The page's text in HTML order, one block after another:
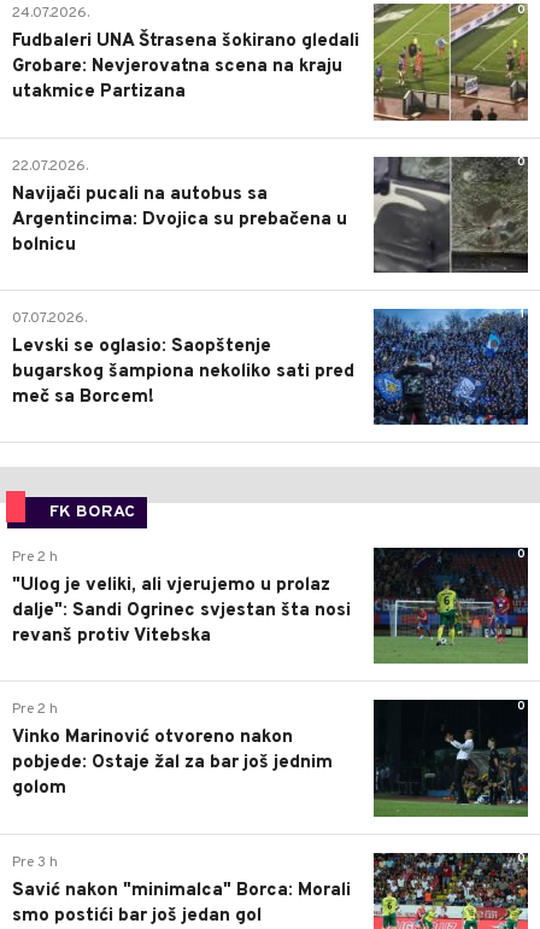
0
24.07.2026.
Fudbaleri UNA Štrasena šokirano gledali
Grobare: Nevjerovatna scena na kraju
utakmice Partizana
0
22.07.2026.
Navijači pucali na autobus sa
Argentincima: Dvojica su prebačena u
bolnicu
1
07.07.2026.
Levski se oglasio: Saopštenje
bugarskog šampiona nekoliko sati pred
meč sa Borcem!
FK BORAC
0
Pre 2 h
"Ulog je veliki, ali vjerujemo u prolaz
dalje": Sandi Ogrinec svjestan šta nosi
revanš protiv Vitebska
0
Pre 2 h
Vinko Marinović otvoreno nakon
pobjede: Ostaje žal za bar još jednim
golom
0
Pre 3 h
Savić nakon "minimalca" Borca: Morali
smo postići bar još jedan gol